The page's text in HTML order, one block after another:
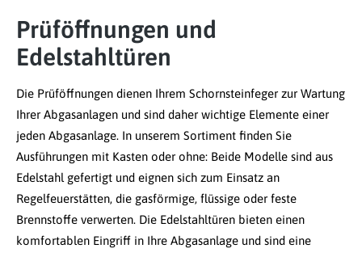
Prüföffnungen und
Edelstahltüren
Die Prüföffnungen dienen Ihrem Schornsteinfeger zur Wartung
Ihrer Abgasanlagen und sind daher wichtige Elemente einer
jeden Abgasanlage. In unserem Sortiment finden Sie
Ausführungen mit Kasten oder ohne: Beide Modelle sind aus
Edelstahl gefertigt und eignen sich zum Einsatz an
Regelfeuerstätten, die gasförmige, flüssige oder feste
Brennstoffe verwerten. Die Edelstahltüren bieten einen
komfortablen Eingriff in Ihre Abgasanlage und sind eine